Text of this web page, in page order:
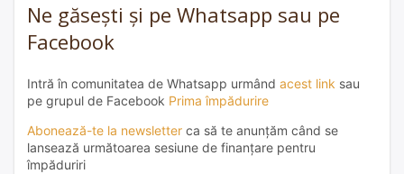
Ne găsești și pe Whatsapp sau pe
Facebook
Intră în comunitatea de Whatsapp urmând acest link sau
pe grupul de Facebook Prima împădurire
Abonează-te la newsletter ca să te anunțăm când se
lansează următoarea sesiune de finanțare pentru
împăduriri